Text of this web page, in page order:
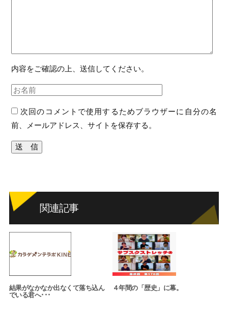
内容をご確認の上、送信してください。
次回のコメントで使用するためブラウザーに自分の名
前、メールアドレス、サイトを保存する。
関連記事
結果がなかなか出なくて落ち込ん
でいる君へ･･･
４年間の「歴史」に幕。